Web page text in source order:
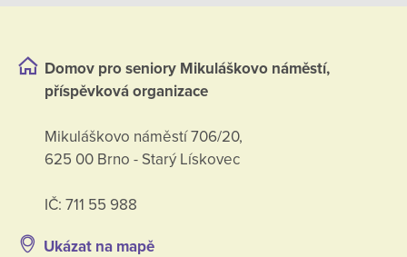
Domov pro seniory Mikuláškovo náměstí,
příspěvková organizace
Mikuláškovo náměstí 706/20,
625 00 Brno - Starý Lískovec
IČ: 711 55 988
Ukázat na mapě